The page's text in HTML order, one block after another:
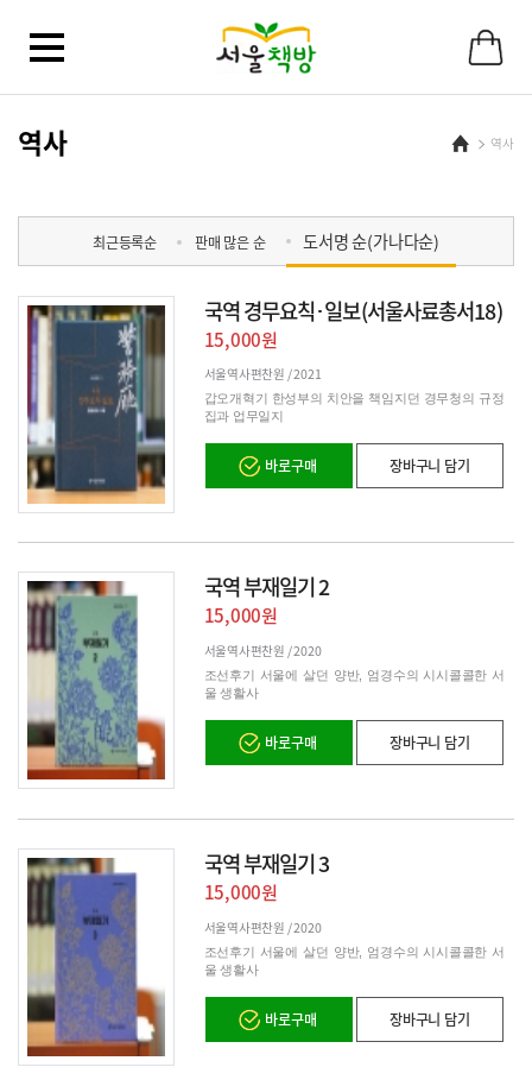
메
역사 Home역사
최근등록순 판매 많은 순 도서명 순(가나다순)
국역 경무요칙･일보(서울사료총서18)
15,000원
서울역사편찬원 /2021
갑오개혁기 한성부의 치안을 책임지던 경무청의 규정
집과 업무일지
바로구매 장바구니 담기
국역 부재일기 2
15,000원
서울역사편찬원 /2020
조선후기 서울에 살던 양반, 엄경수의 시시콜콜한 서
울 생활사
바로구매 장바구니 담기
국역 부재일기 3
15,000원
서울역사편찬원 /2020
조선후기 서울에 살던 양반, 엄경수의 시시콜콜한 서
울 생활사
바로구매 장바구니 담기